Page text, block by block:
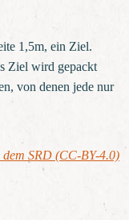
1,5m, ein Ziel.
Ziel wird gepackt
von denen jede nur
dem SRD (CC-BY-4.0)